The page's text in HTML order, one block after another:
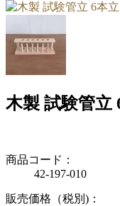
木製 試験管立
商品コード：
42-197-010
販売価格（税別)：